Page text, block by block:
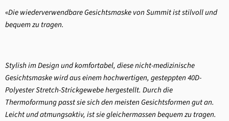
«Die wiederverwendbare Gesichtsmaske von Summit ist stilvoll und
bequem zu tragen.
Stylish im Design und komfortabel, diese nicht-medizinische
Gesichtsmaske wird aus einem hochwertigen, gesteppten 40D-
Polyester Stretch-Strickgewebe hergestellt. Durch die
Thermoformung passt sie sich den meisten Gesichtsformen gut an.
Leicht und atmungsaktiv, ist sie gleichermassen bequem zu tragen.